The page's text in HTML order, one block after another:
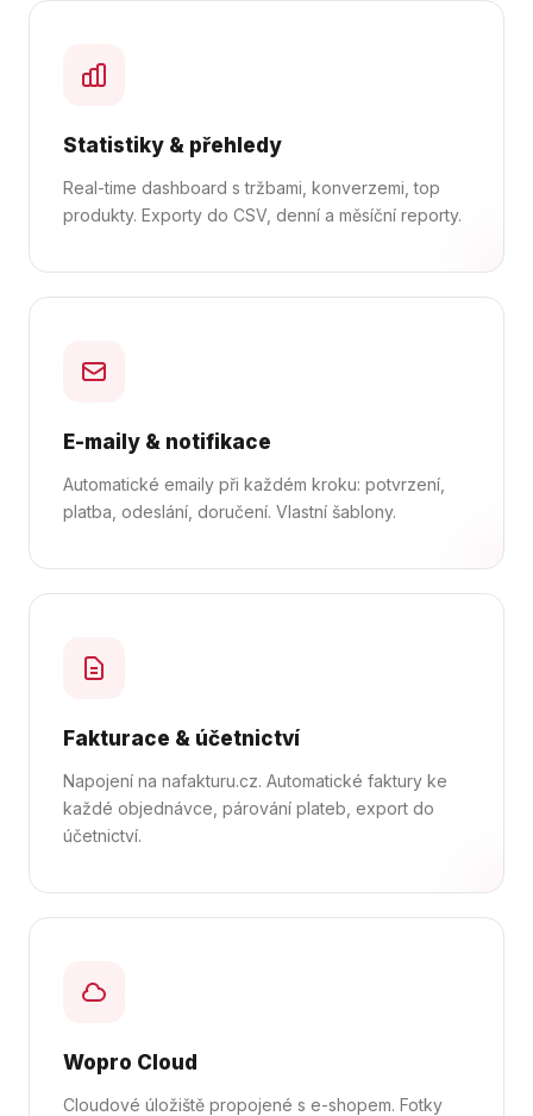
Statistiky & přehledy
Real-time dashboard s tržbami, konverzemi, top
produkty. Exporty do CSV, denní a měsíční reporty.
E-maily & notifikace
Automatické emaily při každém kroku: potvrzení,
platba, odeslání, doručení. Vlastní šablony.
Fakturace & účetnictví
Napojení na nafakturu.cz. Automatické faktury ke
každé objednávce, párování plateb, export do
účetnictví.
Wopro Cloud
Cloudové úložiště propojené s e-shopem. Fotky